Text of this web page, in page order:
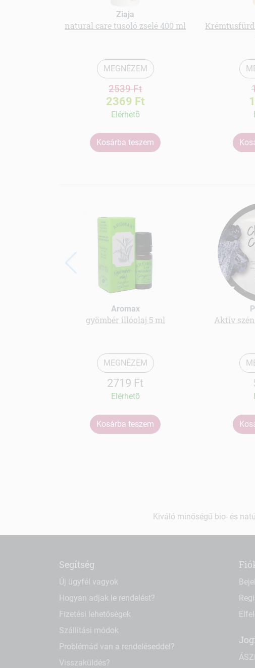
Ziaja
natural care tusoló zselé 400 ml
MEGNÉZEM
2539 Ft
2369 Ft
Elérhetõ
Kosárba teszem
Aromax
gyömbér illóolaj 5 ml
MEGNÉZEM
2719 Ft
Elérhetõ
Kosárba teszem
Aktív
Kiváló minőségű bio- és
Segítség
Új ügyfél vagyok
Hogyan adjak le rendelést?
Fizetési lehetőségek
Szállítási módok
Problémád van a rendeléseddel?
Visszaküldés?